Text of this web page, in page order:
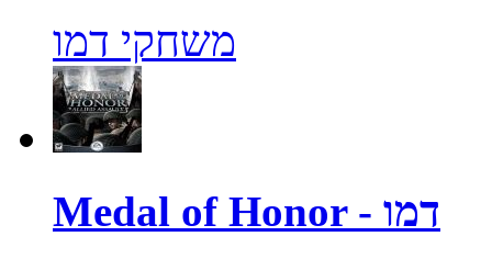
משחקי דמו
Medal of Honor - דמו